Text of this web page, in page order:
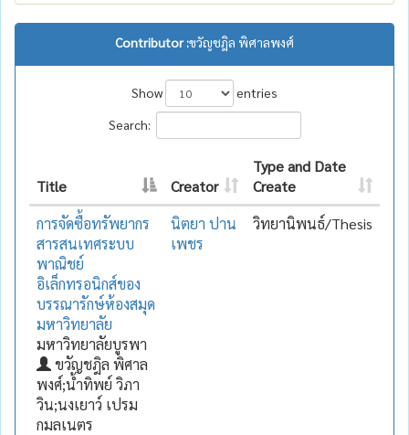
Contributor :ขวัญชฎิล พิศาลพงศ์
Show
entries
Search:
Title Creator
Type and Date
Create
การจัดซื้อทรัพยากร
สารสนเทศระบบ
พาณิชย์
อิเล็กทรอนิกส์ของ
บรรณารักษ์ห้องสมุด
มหาวิทยาลัย
มหาวิทยาลัยบูรพา
ขวัญชฎิล พิศาล
พงศ์;น้ำทิพย์ วิภา
วิน;นงเยาว์ เปรม
กมลเนตร
นิตยา ปาน
เพชร
วิทยานิพนธ์/Thesis